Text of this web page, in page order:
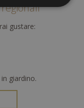
gustare:
giardino.